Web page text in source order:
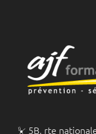
⏧ 5B, rte